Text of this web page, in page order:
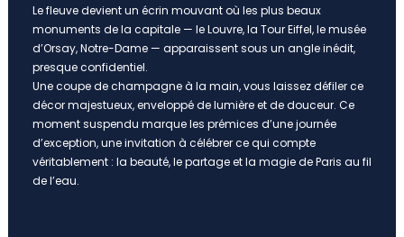
Le fleuve devient un écrin mouvant où les plus beaux
monuments de la capitale — le Louvre, la Tour Eiffel, le musée
d’Orsay, Notre-Dame — apparaissent sous un angle inédit,
presque confidentiel.
Une coupe de champagne à la main, vous laissez défiler ce
décor majestueux, enveloppé de lumière et de douceur. Ce
moment suspendu marque les prémices d’une journée
d’exception, une invitation à célébrer ce qui compte
véritablement : la beauté, le partage et la magie de Paris au fil
de l’eau.